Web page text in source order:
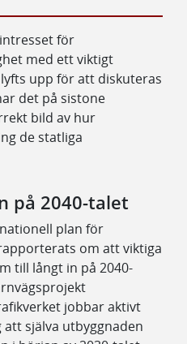
för
med ett viktigt
upp för att diskuteras
det på sistone
bild av hur
de statliga
på 2040-talet
plan för
om att viktiga
till långt in på 2040-
jobbar aktivt
själva utbyggnaden